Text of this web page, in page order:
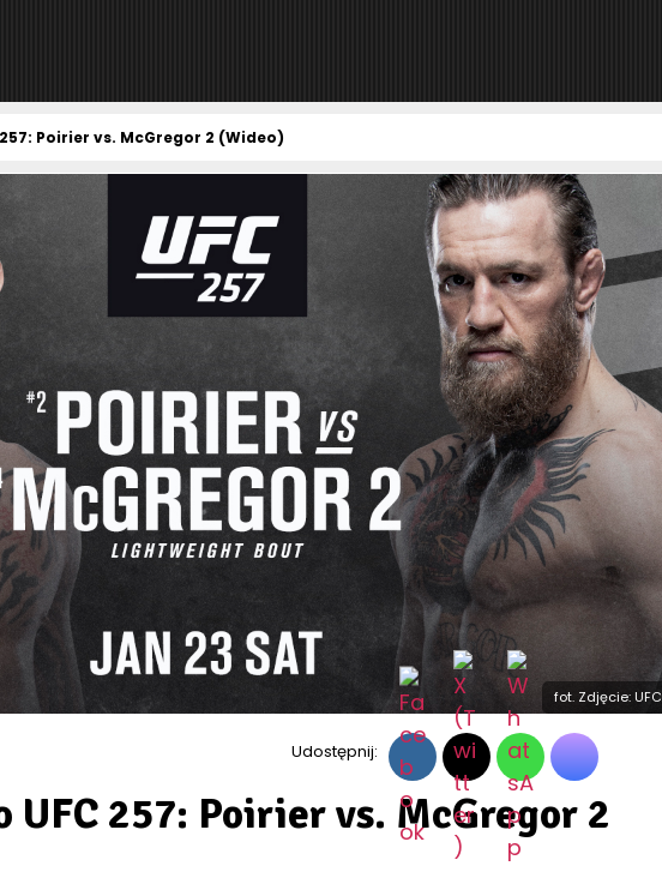
Poirier vs. McGregor 2 (Wideo)
fot. Zdjęcie: UFC
Udostępnij:
UFC 257: Poirier vs. McGregor 2